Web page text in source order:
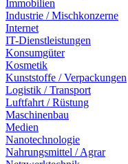
Immobilien
Industrie / Mischkonzerne
Internet
IT-Dienstleistungen
Konsumgüter
Kosmetik
Kunststoffe / Verpackungen
Logistik / Transport
Luftfahrt / Rüstung
Maschinenbau
Medien
Nanotechnologie
Nahrungsmittel / Agrar